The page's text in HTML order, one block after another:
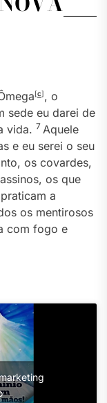
[c], o
sede eu darei de
vida. 7 Aquele
e eu serei o seu
os covardes,
os que
a
os mentirosos
com fogo e